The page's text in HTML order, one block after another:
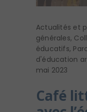
Actualités et
générales,
éducatifs,
d'éducation
mai 2023
Café